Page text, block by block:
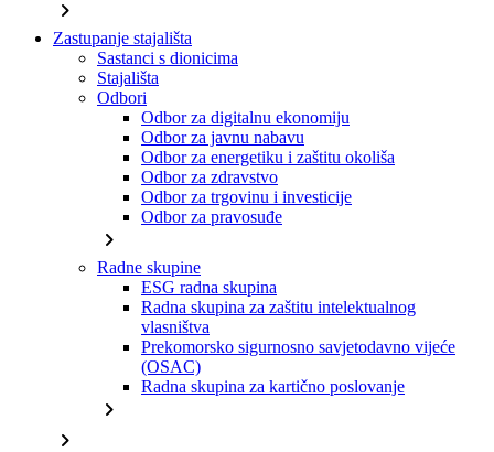
chevron_right
Zastupanje stajališta
Sastanci s dionicima
Stajališta
Odbori
Odbor za digitalnu ekonomiju
Odbor za javnu nabavu
Odbor za energetiku i zaštitu okoliša
Odbor za zdravstvo
Odbor za trgovinu i investicije
Odbor za pravosuđe
chevron_right
Radne skupine
ESG radna skupina
Radna skupina za zaštitu intelektualnog
vlasništva
Prekomorsko sigurnosno savjetodavno vijeće
(OSAC)
Radna skupina za kartično poslovanje
chevron_right
chevron_right